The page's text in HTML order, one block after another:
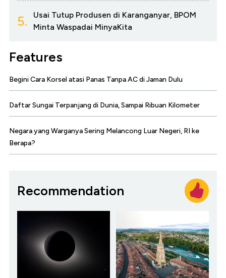
5.
Usai Tutup Produsen di Karanganyar, BPOM
Minta Waspadai MinyaKita
Features
Begini Cara Korsel atasi Panas Tanpa AC di Jaman Dulu
Daftar Sungai Terpanjang di Dunia, Sampai Ribuan Kilometer
Negara yang Warganya Sering Melancong Luar Negeri, RI ke
Berapa?
Recommendation